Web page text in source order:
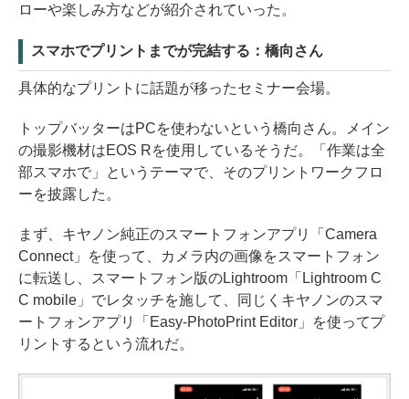
ローや楽しみ方などが紹介されていった。
スマホでプリントまでが完結する：橋向さん
具体的なプリントに話題が移ったセミナー会場。
トップバッターはPCを使わないという橋向さん。メイン
の撮影機材はEOS Rを使用しているそうだ。「作業は全
部スマホで」というテーマで、そのプリントワークフロ
ーを披露した。
まず、キヤノン純正のスマートフォンアプリ「Camera
Connect」を使って、カメラ内の画像をスマートフォン
に転送し、スマートフォン版のLightroom「Lightroom C
C mobile」でレタッチを施して、同じくキヤノンのスマ
ートフォンアプリ「Easy-PhotoPrint Editor」を使ってプ
リントするという流れだ。